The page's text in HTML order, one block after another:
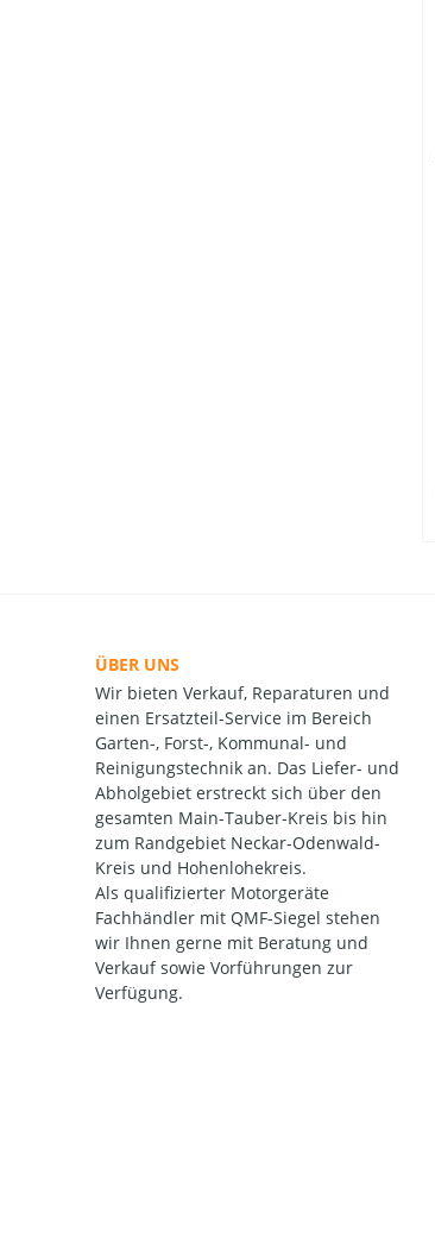
ÜBER UNS
Wir bieten Verkauf, Reparaturen und
einen Ersatzteil-Service im Bereich
Garten-, Forst-, Kommunal- und
Reinigungstechnik an. Das Liefer- und
Abholgebiet erstreckt sich über den
gesamten Main-Tauber-Kreis bis hin
zum Randgebiet Neckar-Odenwald-
Kreis und Hohenlohekreis.
Als qualifizierter Motorgeräte
Fachhändler mit QMF-Siegel stehen
wir Ihnen gerne mit Beratung und
Verkauf sowie Vorführungen zur
Verfügung.